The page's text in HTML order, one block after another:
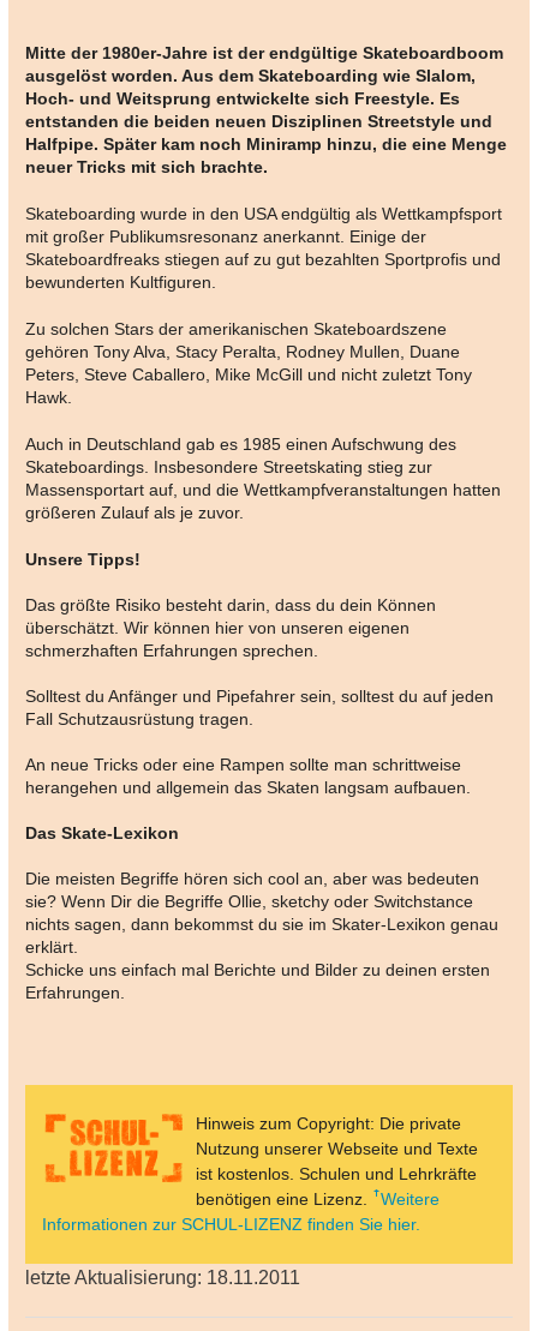
Mitte der 1980er-Jahre ist der endgültige Skateboardboom
ausgelöst worden. Aus dem Skateboarding wie Slalom,
Hoch- und Weitsprung entwickelte sich Freestyle. Es
entstanden die beiden neuen Disziplinen Streetstyle und
Halfpipe. Später kam noch Miniramp hinzu, die eine Menge
neuer Tricks mit sich brachte.
Skateboarding wurde in den USA endgültig als Wettkampfsport
mit großer Publikumsresonanz anerkannt. Einige der
Skateboardfreaks stiegen auf zu gut bezahlten Sportprofis und
bewunderten Kultfiguren.
Zu solchen Stars der amerikanischen Skateboardszene
gehören Tony Alva, Stacy Peralta, Rodney Mullen, Duane
Peters, Steve Caballero, Mike McGill und nicht zuletzt Tony
Hawk.
Auch in Deutschland gab es 1985 einen Aufschwung des
Skateboardings. Insbesondere Streetskating stieg zur
Massensportart auf, und die Wettkampfveranstaltungen hatten
größeren Zulauf als je zuvor.
Unsere Tipps!
Das größte Risiko besteht darin, dass du dein Können
überschätzt. Wir können hier von unseren eigenen
schmerzhaften Erfahrungen sprechen.
Solltest du Anfänger und Pipefahrer sein, solltest du auf jeden
Fall Schutzausrüstung tragen.
An neue Tricks oder eine Rampen sollte man schrittweise
herangehen und allgemein das Skaten langsam aufbauen.
Das Skate-Lexikon
Die meisten Begriffe hören sich cool an, aber was bedeuten
sie? Wenn Dir die Begriffe Ollie, sketchy oder Switchstance
nichts sagen, dann bekommst du sie im Skater-Lexikon genau
erklärt.
Schicke uns einfach mal Berichte und Bilder zu deinen ersten
Erfahrungen.
Hinweis zum Copyright: Die private
Nutzung unserer Webseite und Texte
ist kostenlos. Schulen und Lehrkräfte
benötigen eine Lizenz.
Weitere
Informationen zur SCHUL-LIZENZ finden Sie hier.
letzte Aktualisierung: 18.11.2011